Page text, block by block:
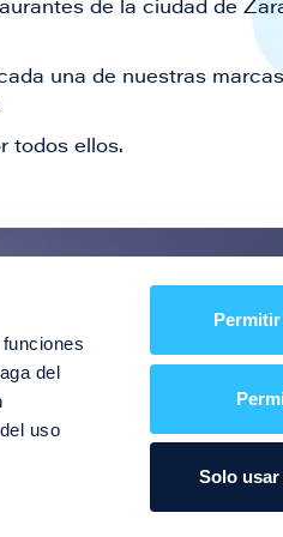
del
uso
Solo
de la ciudad de
una de nuestras
todos ellos.
y mucho más